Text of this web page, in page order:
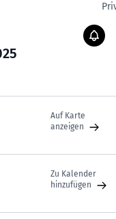
Auf Karte
anzeigen
Zu Kalender
hinzufügen